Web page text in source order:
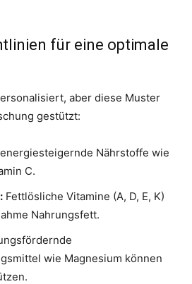
für eine optimale
aber diese Muster
gestützt:
Nährstoffe wie
C.
Fettlösliche Vitamine (A, D, E, K)
Nahrungsfett.
wie Magnesium können